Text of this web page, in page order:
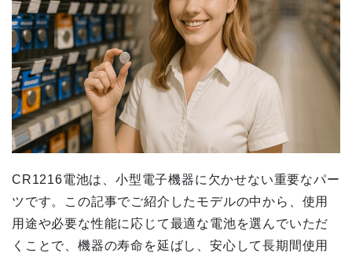
CR1216電池は、小型電子機器に欠かせない重要なパー
ツです。この記事でご紹介したモデルの中から、使用
用途や必要な性能に応じて最適な電池を選んでいただ
くことで、機器の寿命を延ばし、安心して長期間使用